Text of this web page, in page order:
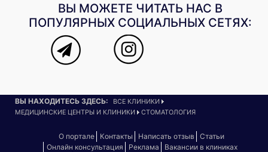
ВЫ МОЖЕТЕ ЧИТАТЬ НАС В
ПОПУЛЯРНЫХ СОЦИАЛЬНЫХ СЕТЯХ:
ВЫ НАХОДИТЕСЬ ЗДЕСЬ:
ВСЕ КЛИНИКИ
МЕДИЦИНСКИЕ ЦЕНТРЫ И КЛИНИКИ
СТОМАТОЛОГИЯ
О портале Контакты Написать отзыв
Статьи
Онлайн консультация
Реклама
Вакансии в клиниках